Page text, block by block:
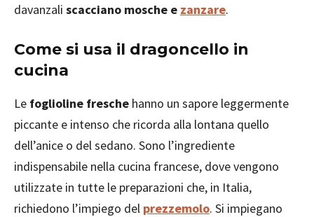
davanzali scacciano mosche e zanzare.
Come si usa il dragoncello in
cucina
Le foglioline fresche hanno un sapore leggermente
piccante e intenso che ricorda alla lontana quello
dell’anice o del sedano. Sono l’ingrediente
indispensabile nella cucina francese, dove vengono
utilizzate in tutte le preparazioni che, in Italia,
richiedono l’impiego del prezzemolo. Si impiegano